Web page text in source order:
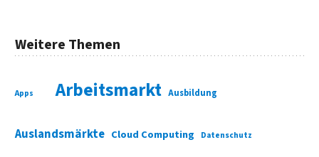
Weitere Themen
Apps Arbeitsmarkt Ausbildung
Auslandsmärkte Cloud Computing Datenschutz